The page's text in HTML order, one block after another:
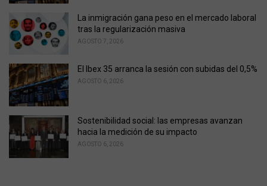
La inmigración gana peso en el mercado laboral
tras la regularización masiva
AGOSTO 7, 2026
El Ibex 35 arranca la sesión con subidas del 0,5%
AGOSTO 6, 2026
Sostenibilidad social: las empresas avanzan
hacia la medición de su impacto
AGOSTO 6, 2026